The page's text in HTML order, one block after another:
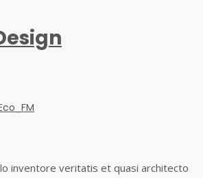
inventore veritatis et quasi architecto